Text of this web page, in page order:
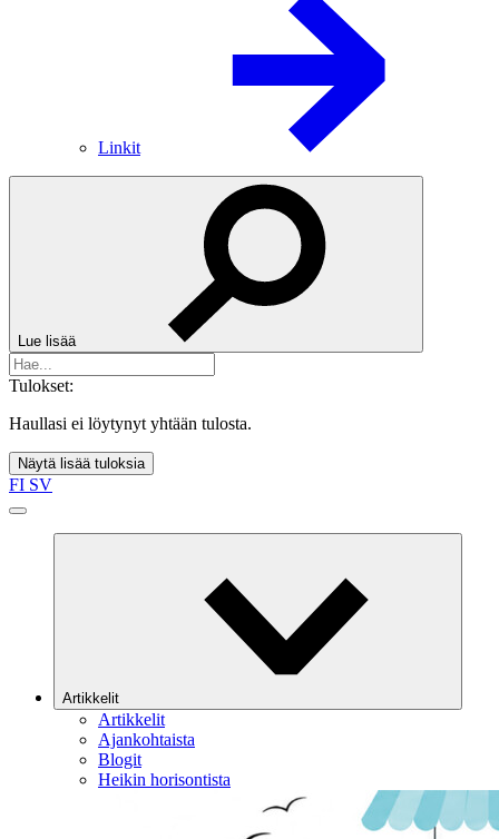
Linkit
Lue lisää
Tulokset:
Haullasi ei löytynyt yhtään tulosta.
Näytä lisää tuloksia
FI SV
Artikkelit
Artikkelit
Ajankohtaista
Blogit
Heikin horisontista